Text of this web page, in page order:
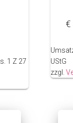
1 Z 27
€
UStG
zzgl.